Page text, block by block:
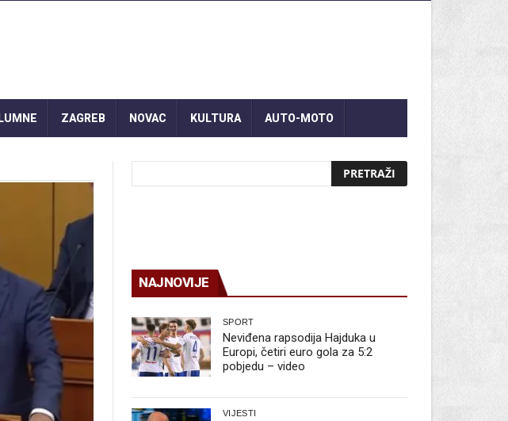
ZAGREB NOVAC KULTURA AUTO-MOTO
NAJNOVIJE
SPORT
Neviđena rapsodija Hajduka u
Europi, četiri euro gola za 5:2
pobjedu – video
VIJESTI